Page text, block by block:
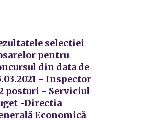
selectiei
pentru
din data de
- Inspector
posturi - Serviciul
-Directia
Economică